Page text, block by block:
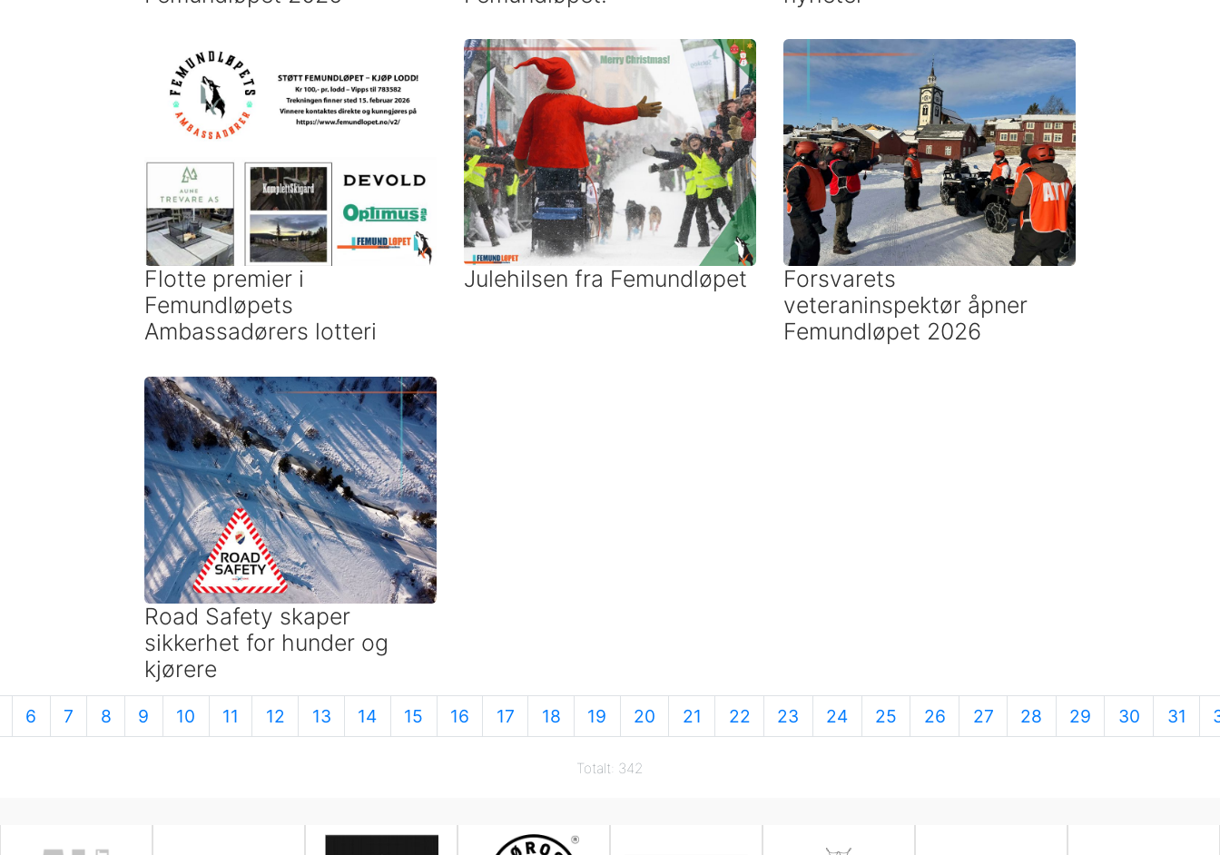
Flotte premier i
Femundløpets
Ambassadørers lotteri
Julehilsen fra Femundløpet
Forsvarets
veteraninspektør åpner
Femundløpet 2026
Road Safety skaper
sikkerhet for hunder og
kjørere
6 7 8 9 10 11 12 13 14 15 16 17 18 19 20 21 22 23 24 25 26 27 28 29 30 31
Totalt: 342